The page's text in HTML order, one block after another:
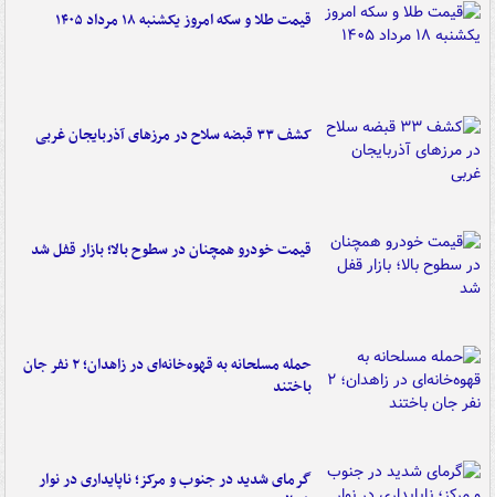
قیمت طلا و سکه امروز یکشنبه ۱۸ مرداد ۱۴۰۵
کشف ۳۳ قبضه سلاح در مرزهای آذربایجان غربی
قیمت خودرو همچنان در سطوح بالا؛ بازار قفل شد
حمله مسلحانه به قهوه‌خانه‌ای در زاهدان؛ ۲ نفر جان
باختند
گرمای شدید در جنوب و مرکز؛ ناپایداری در نوار